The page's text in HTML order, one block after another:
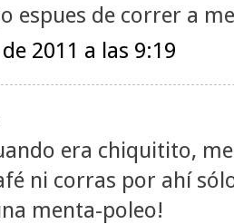
espues de correr a
2011 a las 9:19
era chiquitito,
ni corras por ahí
menta-poleo!